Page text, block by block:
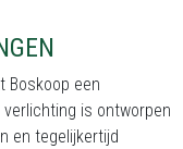
Boskoop een
verlichting is ontworpen
en tegelijkertijd